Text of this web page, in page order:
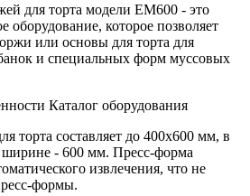
для торта модели EM600 - это
оборудование, которое позволяет
или основы для торта для
и специальных форм муссовых
Каталог оборудования
торта составляет до 400x600 мм, в
ширине - 600 мм. Пресс-форма
извлечения, что не
формы.